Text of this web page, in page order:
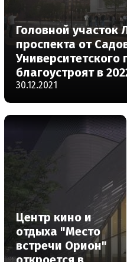
Головной участок
проспекта от
Университетского
благоустроят в
30.12.2021
Центр кино и
отдыха "Место
встречи Орион"